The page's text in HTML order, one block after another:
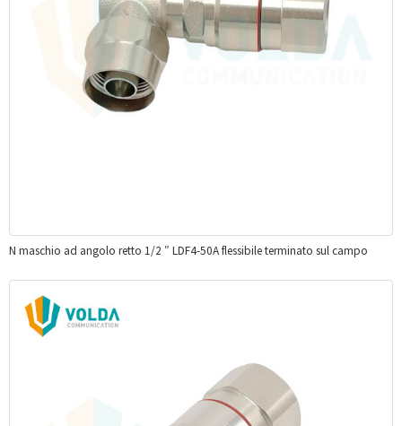
N maschio ad angolo retto 1/2 ″ LDF4-50A flessibile terminato sul campo